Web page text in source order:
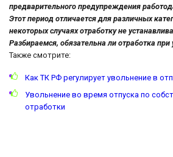
предварительного предупреждения
Этот период отличается для различных
некоторых случаях отработку не
Разбираемся, обязательна ли отработка при
Также смотрите:
Как ТК РФ регулирует увольнение в
Увольнение во время отпуска по
отработки